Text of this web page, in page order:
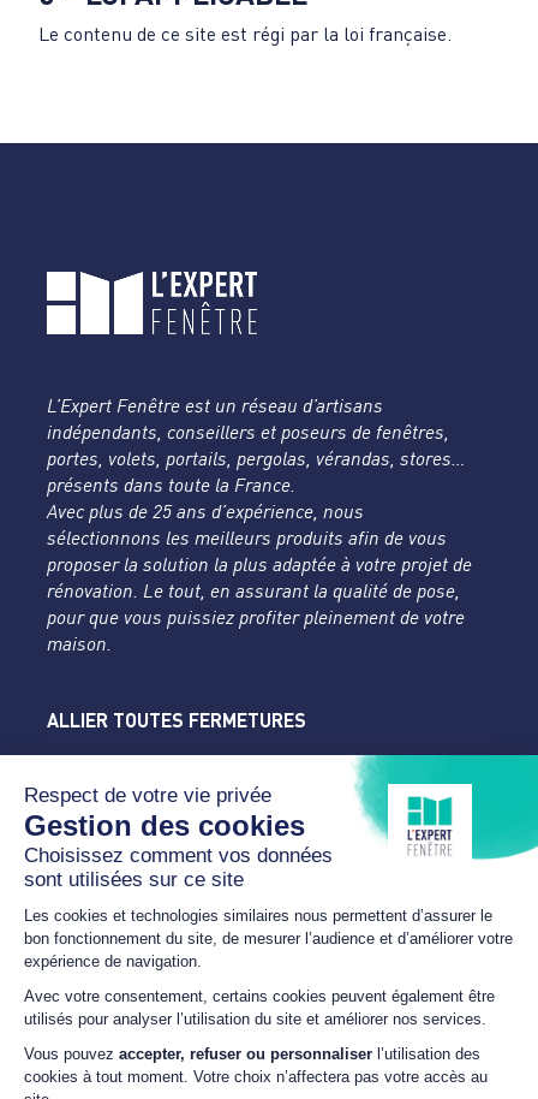
Le contenu de ce site est régi par la loi française.
L’Expert Fenêtre est un réseau d’artisans
indépendants, conseillers et poseurs de fenêtres,
portes, volets, portails, pergolas, vérandas, stores…
présents dans toute la France.
Avec plus de 25 ans d’expérience, nous
sélectionnons les meilleurs produits afin de vous
proposer la solution la plus adaptée à votre projet de
rénovation. Le tout, en assurant la qualité de pose,
pour que vous puissiez profiter pleinement de votre
maison.
ALLIER TOUTES FERMETURES
Allier
Rue du Parc de la Mothe
03400 YZEURE
lexpertfenetre-atf@orange.fr
HORAIRES
Du lundi au samedi SUR RDV